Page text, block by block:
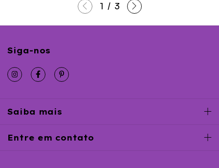
1 / 3
Siga-nos
Saiba mais
Entre em contato